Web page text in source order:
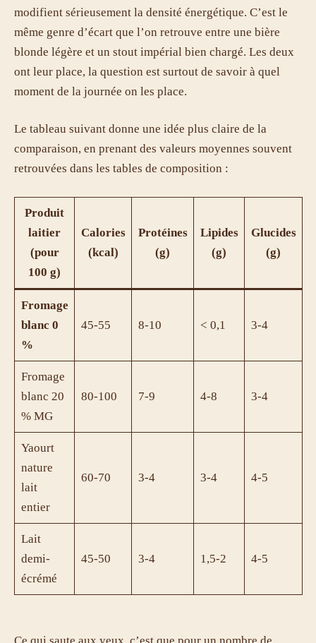
modifient sérieusement la densité énergétique. C’est le
même genre d’écart que l’on retrouve entre une bière
blonde légère et un stout impérial bien chargé. Les deux
ont leur place, la question est surtout de savoir à quel
moment de la journée on les place.
Le tableau suivant donne une idée plus claire de la
comparaison, en prenant des valeurs moyennes souvent
retrouvées dans les tables de composition :
Produit
laitier
(pour
100 g)
Calories
(kcal)
Protéines
(g)
Lipides
(g)
Glucides
(g)
Fromage
blanc 0
%
45-55 8-10 < 0,1 3-4
Fromage
blanc 20
% MG
80-100 7-9 4-8 3-4
Yaourt
nature
lait
entier
60-70 3-4 3-4 4-5
Lait
demi-
écrémé
45-50 3-4 1,5-2 4-5
Ce qui saute aux yeux, c’est que pour un nombre de